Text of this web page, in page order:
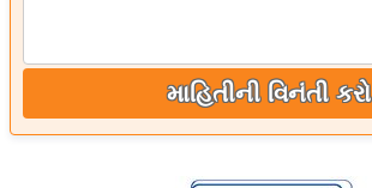
માહિતીની વિનંતી કરો